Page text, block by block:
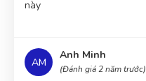
này
AM
Anh Minh
(Đánh giá 2 năm trước)